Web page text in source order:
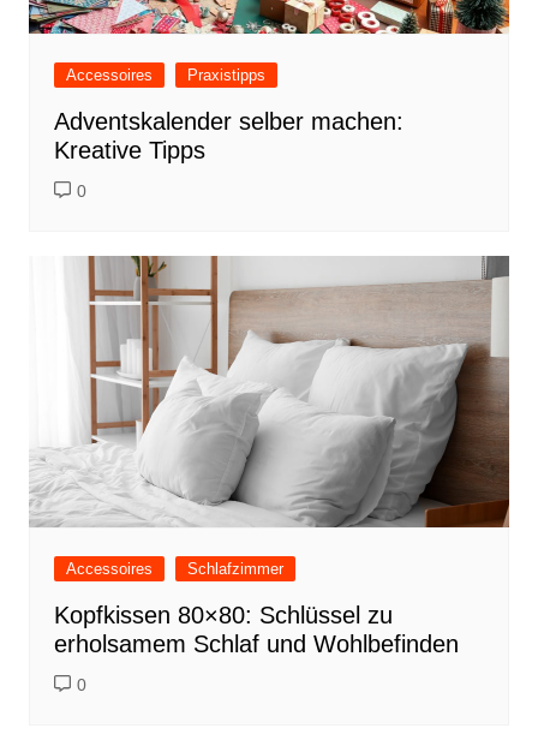
Accessoires Praxistipps
Adventskalender selber machen:
Kreative Tipps
0
Accessoires Schlafzimmer
Kopfkissen 80×80: Schlüssel zu
erholsamem Schlaf und Wohlbefinden
0